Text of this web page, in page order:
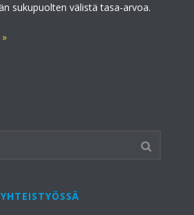
sukupuolten välistä tasa-arvoa.
YHTEISTYÖSSÄ